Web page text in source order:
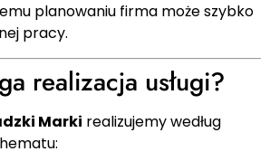
planowaniu firma może szybko
pracy.
realizacja usługi?
Marki realizujemy według